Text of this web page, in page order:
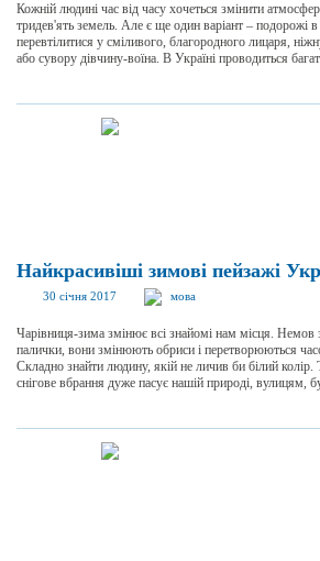
Кожній людині час від часу хочеться змінити
тридев'ять земель. Але є ще один варіант – подорожі
перевтілитися у сміливого, благородного лицаря,
або сувору дівчину-воїна. В Україні проводиться
Найкрасивіші зимові пейзажі
30 січня 2017 мова
Чарівниця-зима змінює всі знайомі нам місця. Немов
палички, вони змінюють обриси і перетворюються
Складно знайти людину, якій не личив би білий
снігове вбрання дуже пасує нашій природі, вулицям,